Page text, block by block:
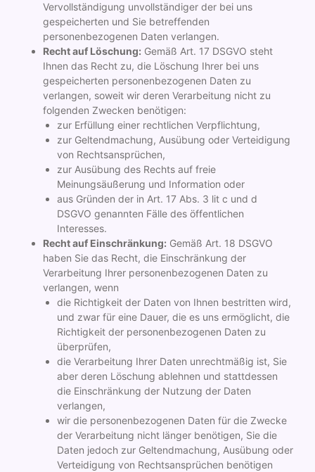
Vervollständigung unvollständiger der bei uns
gespeicherten und Sie betreffenden
personenbezogenen Daten verlangen.
Recht auf Löschung: Gemäß Art. 17 DSGVO steht
Ihnen das Recht zu, die Löschung Ihrer bei uns
gespeicherten personenbezogenen Daten zu
verlangen, soweit wir deren Verarbeitung nicht zu
folgenden Zwecken benötigen:
zur Erfüllung einer rechtlichen Verpflichtung,
zur Geltendmachung, Ausübung oder Verteidigung
von Rechtsansprüchen,
zur Ausübung des Rechts auf freie
Meinungsäußerung und Information oder
aus Gründen der in Art. 17 Abs. 3 lit c und d
DSGVO genannten Fälle des öffentlichen
Interesses.
Recht auf Einschränkung: Gemäß Art. 18 DSGVO
haben Sie das Recht, die Einschränkung der
Verarbeitung Ihrer personenbezogenen Daten zu
verlangen, wenn
die Richtigkeit der Daten von Ihnen bestritten wird,
und zwar für eine Dauer, die es uns ermöglicht, die
Richtigkeit der personenbezogenen Daten zu
überprüfen,
die Verarbeitung Ihrer Daten unrechtmäßig ist, Sie
aber deren Löschung ablehnen und stattdessen
die Einschränkung der Nutzung der Daten
verlangen,
wir die personenbezogenen Daten für die Zwecke
der Verarbeitung nicht länger benötigen, Sie die
Daten jedoch zur Geltendmachung, Ausübung oder
Verteidigung von Rechtsansprüchen benötigen